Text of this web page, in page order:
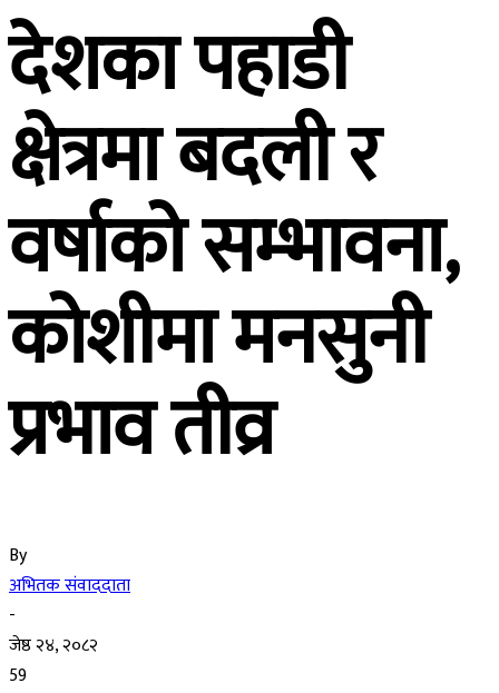
देशका पहाडी
क्षेत्रमा बदली र
वर्षाको सम्भावना,
कोशीमा मनसुनी
प्रभाव तीव्र
By
अभितक संवाददाता
-
जेष्ठ २४, २०८२
59